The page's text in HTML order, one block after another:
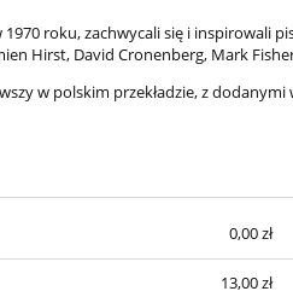
roku, zachwycali się i inspirowali
Hirst, David Cronenberg, Mark
w polskim przekładzie, z
zawiera ewentualnych kosztów0,00 zł
13,00 zł